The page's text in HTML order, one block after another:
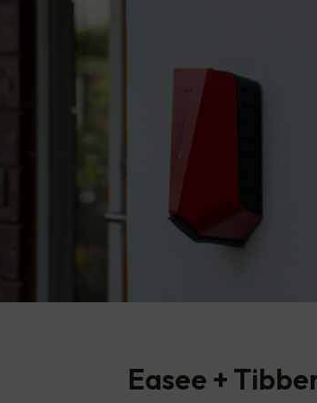
Easee +